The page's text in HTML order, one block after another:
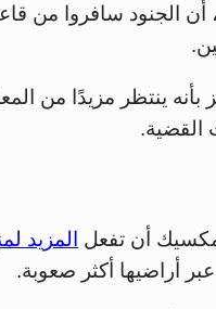
أن الجنود سافروا من
بأنه ينتظر مزيدًا من
القضية.
أن تفعل المزيد
عبر أراضيها أكثر صعوبة.